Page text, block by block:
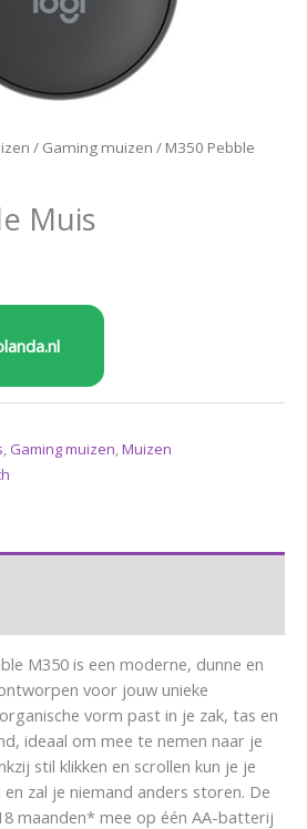
/ Gaming muizen / M350 Pebble
Muis
, Gaming muizen,Muizen
M350 is een moderne, dunne en
voor jouw unieke
vorm past in je zak, tas en
ideaal om mee te nemen naar je
stil klikken en scrollen kun je je
zal je niemand anders storen. De
maanden* mee op één AA-batterij